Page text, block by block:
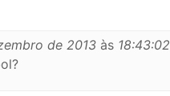
de 2013 às 18:43:02